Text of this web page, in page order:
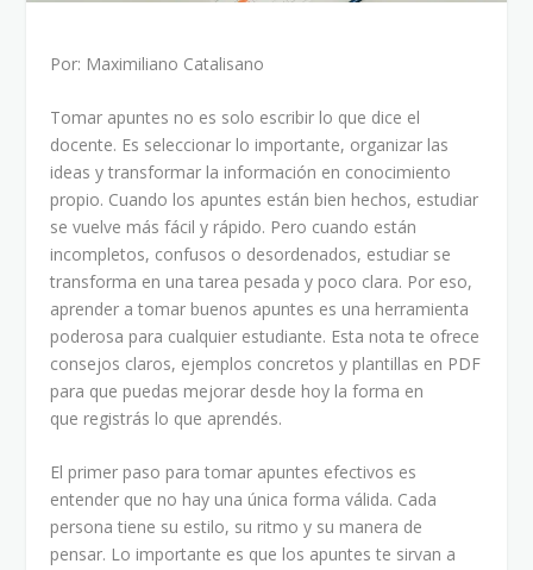
Por: Maximiliano Catalisano
Tomar apuntes no es solo escribir lo que dice el
docente. Es seleccionar lo importante, organizar las
ideas y transformar la información en conocimiento
propio. Cuando los apuntes están bien hechos, estudiar
se vuelve más fácil y rápido. Pero cuando están
incompletos, confusos o desordenados, estudiar se
transforma en una tarea pesada y poco clara. Por eso,
aprender a tomar buenos apuntes es una herramienta
poderosa para cualquier estudiante. Esta nota te ofrece
consejos claros, ejemplos concretos y plantillas en PDF
para que puedas mejorar desde hoy la forma en
que registrás lo que aprendés.
El primer paso para tomar apuntes efectivos es
entender que no hay una única forma válida. Cada
persona tiene su estilo, su ritmo y su manera de
pensar. Lo importante es que los apuntes te sirvan a